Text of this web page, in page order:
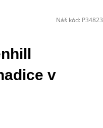
v
Náš kód: P34823